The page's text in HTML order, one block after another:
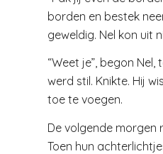
borden en bestek
geweldig. Nel kon uit
“Weet je”, begon
werd stil. Knikte. Hij
toe te voegen.
De volgende morgen
Toen hun